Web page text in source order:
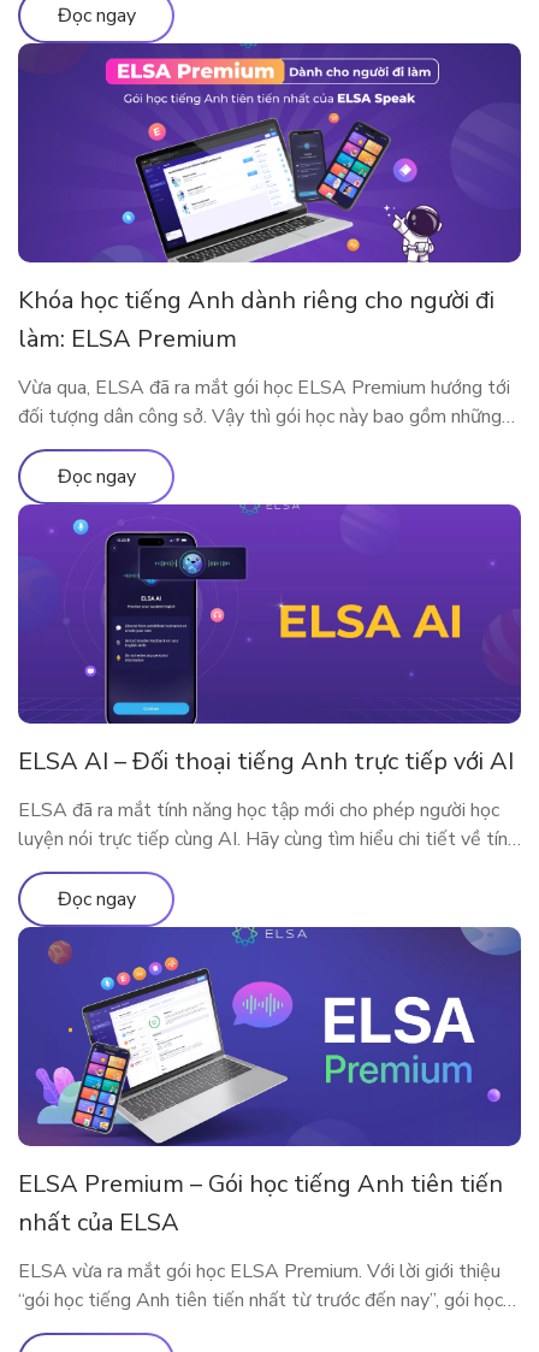
Đọc ngay
Khóa học tiếng Anh dành riêng cho người đi
làm: ELSA Premium
Vừa qua, ELSA đã ra mắt gói học ELSA Premium hướng tới
đối tượng dân công sở. Vậy thì gói học này bao gồm những
gì? Vì sao ELSA Premium lại phù hợp với người đi làm? Hãy
cùng tìm hiểu qua bài viết sau nhé!
Đọc ngay
ELSA AI – Đối thoại tiếng Anh trực tiếp với AI
ELSA đã ra mắt tính năng học tập mới cho phép người học
luyện nói trực tiếp cùng AI. Hãy cùng tìm hiểu chi tiết về tính
năng qua bài viết
Đọc ngay
ELSA Premium – Gói học tiếng Anh tiên tiến
nhất của ELSA
ELSA vừa ra mắt gói học ELSA Premium. Với lời giới thiệu
“gói học tiếng Anh tiên tiến nhất từ trước đến nay”, gói học
này bao gồm những gì?